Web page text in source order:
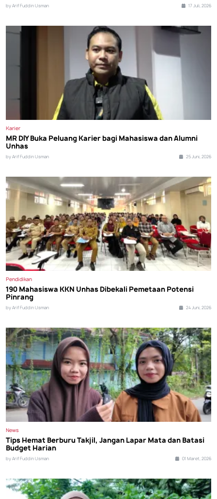
by Arif Fuddin Usman 17 Juli, 2026
Karier
MR DIY Buka Peluang Karier bagi Mahasiswa dan Alumni
Unhas
by Arif Fuddin Usman 25 Juni, 2026
Pendidikan
190 Mahasiswa KKN Unhas Dibekali Pemetaan Potensi
Pinrang
by Arif Fuddin Usman 24 Juni, 2026
News
Tips Hemat Berburu Takjil, Jangan Lapar Mata dan Batasi
Budget Harian
by Arif Fuddin Usman 01 Maret, 2026